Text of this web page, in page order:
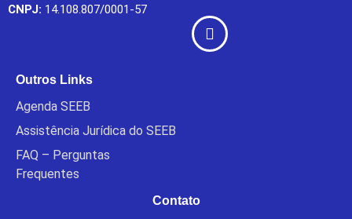
CNPJ: 14.108.807/0001-57
Outros Links
Agenda SEEB
Assistência Jurídica do SEEB
FAQ – Perguntas
Frequentes
Contato